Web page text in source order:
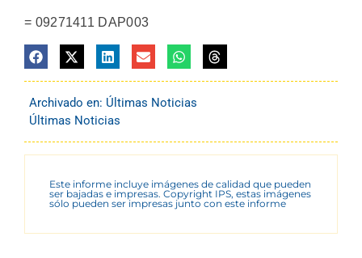
= 09271411 DAP003
Archivado en: Últimas Noticias
Últimas Noticias
Este informe incluye imágenes de calidad que pueden
ser bajadas e impresas. Copyright IPS, estas imágenes
sólo pueden ser impresas junto con este informe